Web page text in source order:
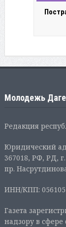
Молодежь
Редакция
Юридический
367018, РФ, РД,
пр.
ИНН/КПП:
Газета
надзору в